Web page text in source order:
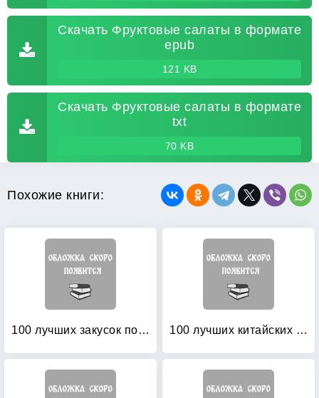
Скачать Фруктовые салаты в формате
epub
121 KB
Скачать Фруктовые салаты в формате
txt
70 KB
Похожие книги:
100 лучших закусок под водку 100 лучших китайских салатов и закусок